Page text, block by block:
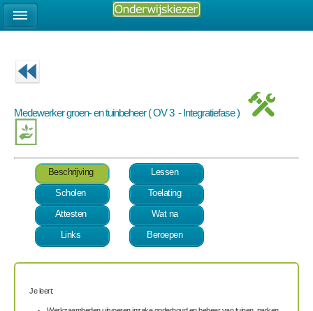
Medewerker groen- en tuinbeheer ( OV 3 - Integratiefase )
Beschrijving
Lessen
Scholen
Toelating
Attesten
Wat na
Links
Beroepen
Je leert: